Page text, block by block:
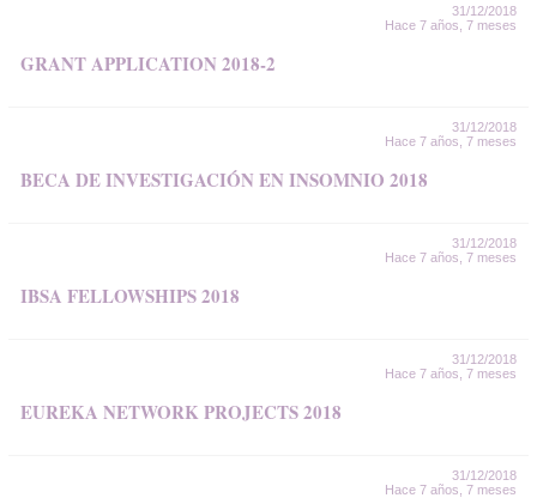
31/12/2018
Hace 7 años, 7 meses
GRANT APPLICATION 2018-2
31/12/2018
Hace 7 años, 7 meses
BECA DE INVESTIGACIÓN EN INSOMNIO 2018
31/12/2018
Hace 7 años, 7 meses
IBSA FELLOWSHIPS 2018
31/12/2018
Hace 7 años, 7 meses
EUREKA NETWORK PROJECTS 2018
31/12/2018
Hace 7 años, 7 meses